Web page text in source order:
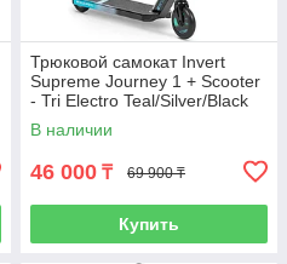
Трюковой самокат Invert
Supreme Journey 1 + Scooter
- Tri Electro Teal/Silver/Black
В наличии
46 000 ₸ 69 900 ₸
Купить